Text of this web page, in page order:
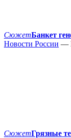
СюжетБанкет
Новости России —
СюжетГрязные